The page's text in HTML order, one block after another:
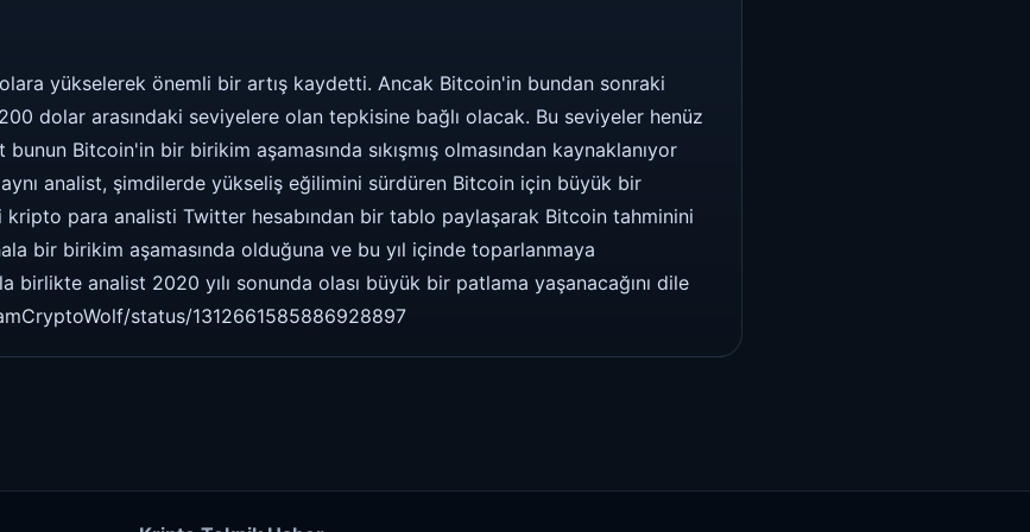
yükselerek önemli bir artış kaydetti. Ancak Bitcoin'in bundan sonraki
dolar arasındaki seviyelere olan tepkisine bağlı olacak. Bu seviyeler henüz
bunun Bitcoin'in bir birikim aşamasında sıkışmış olmasından kaynaklanıyor
analist, şimdilerde yükseliş eğilimini sürdüren Bitcoin için büyük bir
para analisti Twitter hesabından bir tablo paylaşarak Bitcoin tahminini
bir birikim aşamasında olduğuna ve bu yıl içinde toparlanmaya
birlikte analist 2020 yılı sonunda olası büyük bir patlama yaşanacağını dile
status/1312661585886928897